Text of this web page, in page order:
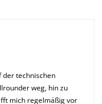
der technischen
weg, hin zu
mich regelmäßig vor